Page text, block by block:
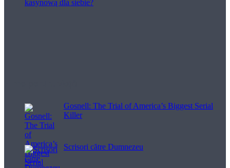
Gosnell: The Trial of America’s Biggest Serial
Killer
Scrisori către Dumnezeu